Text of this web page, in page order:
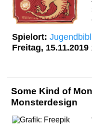
Spielort:
Freitag, 15.11.2019
Some Kind of
Monsterdesign